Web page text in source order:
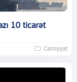
10 ticarət
Cəmiyyət